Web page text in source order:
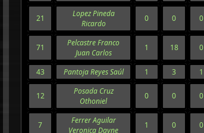
21
Lopez Pineda
Ricardo
0 0 0
71
Pelcastre Franco
Juan Carlos
1 18 0
43 Pantoja Reyes Saúl 1 3 1
12
Posada Cruz
Othoniel
0 0 0
7
Ferrer Aguilar
Veronica Dayne
1 0 0